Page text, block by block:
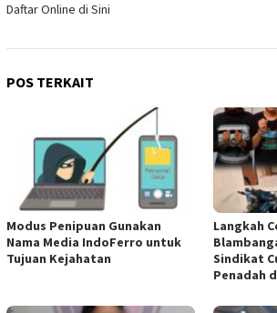
Daftar Online di Sini
POS TERKAIT
Modus Penipuan Gunakan
Nama Media IndoFerro untuk
Tujuan Kejahatan
Langkah
Sindikat
Penadah